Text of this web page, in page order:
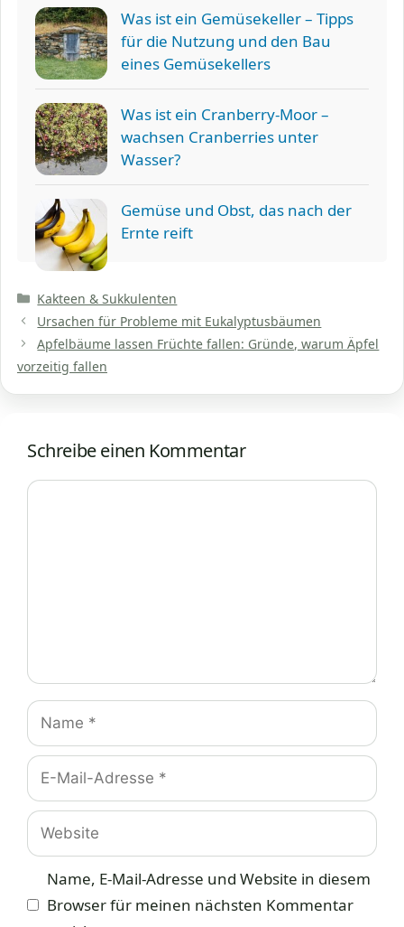
Was ist ein Gemüsekeller – Tipps
für die Nutzung und den Bau
eines Gemüsekellers
Was ist ein Cranberry-Moor –
wachsen Cranberries unter
Wasser?
Gemüse und Obst, das nach der
Ernte reift
Kategorien
Kakteen & Sukkulenten
Ursachen für Probleme mit Eukalyptusbäumen
Apfelbäume lassen Früchte fallen: Gründe, warum Äpfel
vorzeitig fallen
Schreibe einen Kommentar
Kommentar
Name
E-
Mail-
Adresse
Website
Name, E-Mail-Adresse und Website in diesem
Browser für meinen nächsten Kommentar